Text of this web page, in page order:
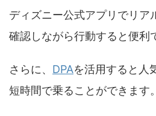
ディズニー公式アプリでリア
確認しながら行動すると便利
さらに、 DPAを活用すると人
短時間で乗ることができます。